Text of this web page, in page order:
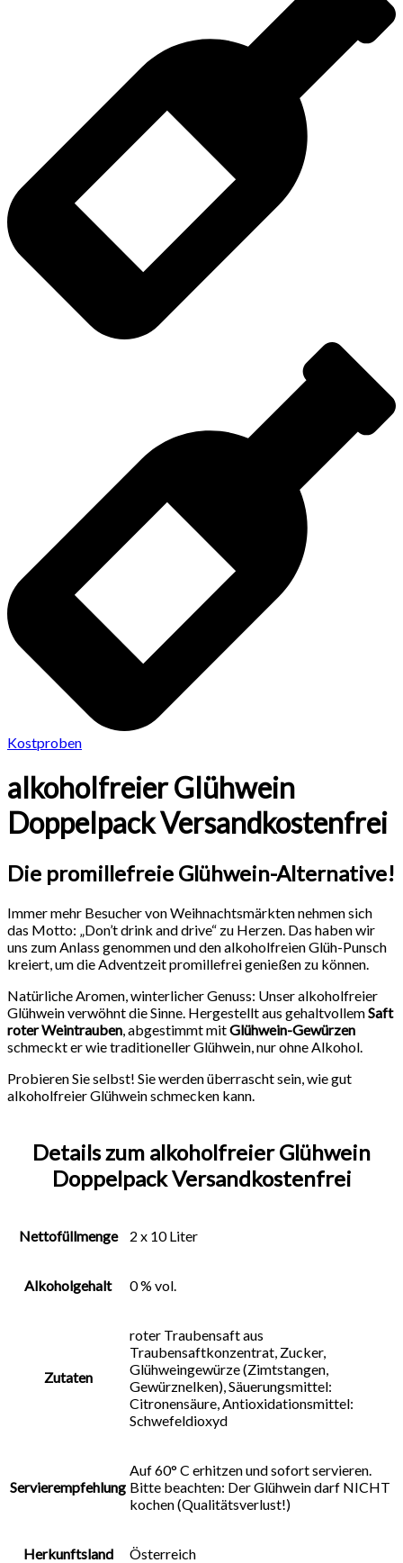
Kostproben
alkoholfreier Glühwein
Doppelpack Versandkostenfrei
Die promillefreie Glühwein-Alternative!
Immer mehr Besucher von Weihnachtsmärkten nehmen sich
das Motto: „Don’t drink and drive“ zu Herzen. Das haben wir
uns zum Anlass genommen und den alkoholfreien Glüh-Punsch
kreiert, um die Adventzeit promillefrei genießen zu können.
Natürliche Aromen, winterlicher Genuss: Unser alkoholfreier
Glühwein verwöhnt die Sinne. Hergestellt aus gehaltvollemSaft
roter Weintrauben , abgestimmt mitGlühwein-Gewürzen
schmeckt er wie traditioneller Glühwein, nur ohne Alkohol.
Probieren Sie selbst! Sie werden überrascht sein, wie gut
alkoholfreier Glühwein schmecken kann.
Details zum alkoholfreier Glühwein
Doppelpack Versandkostenfrei
Nettofüllmenge 2 x 10 Liter
Alkoholgehalt 0 % vol.
Zutaten
roter Traubensaft aus
Traubensaftkonzentrat, Zucker,
Glühweingewürze (Zimtstangen,
Gewürznelken), Säuerungsmittel:
Citronensäure, Antioxidationsmittel:
Schwefeldioxyd
Servierempfehlung
Auf 60° C erhitzen und sofort servieren.
Bitte beachten: Der Glühwein darf NICHT
kochen (Qualitätsverlust!)
Herkunftsland Österreich